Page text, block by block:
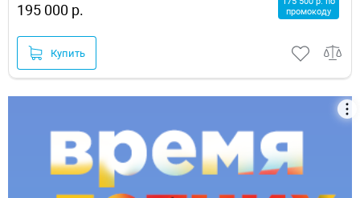
195 000 р.
промокоду
Купить